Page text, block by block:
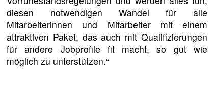
diesen notwendigen Wandel für alle
Mitarbeiterinnen und Mitarbeiter mit einem
attraktiven Paket, das auch mit Qualifizierungen
für andere Jobprofile fit macht, so gut wie
möglich zu unterstützen.“